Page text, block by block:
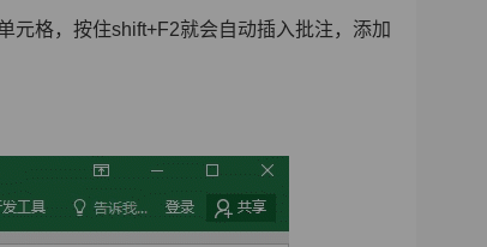
元格，按住shift+F2就会自动插入批注，添加